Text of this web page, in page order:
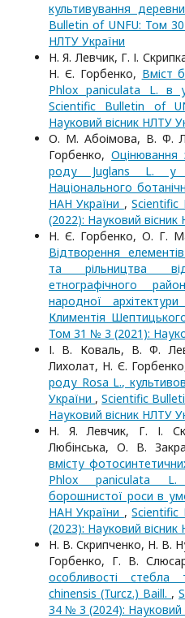
культивування
Bulletin of UNFU: Том
НЛТУ України
Н. Я. Левчик, Г. І.
Н. Є. Горбенко, Вміст
Phlox paniculata L. в
Scientific Bulletin of
Науковий вісник НЛТУ
О. М. Абоімова, В. Ф.
Горбенко, Оцінювання
роду Juglans L. у
Національного
НАН України ,
(2022): Науковий вісник
Н. Є. Горбенко, О. Г.
Відтворення
та рільництва
етнографічного
народної
Климентія
Том 31 № 3 (2021):
І. В. Коваль, В. Ф.
Лихолат, Н. Є.
роду Rosa L.,
України ,Scientific
Науковий вісник НЛТУ
Н. Я. Левчик, Г. І.
Любінська, О. В.
вмісту
Phlox paniculata
борошнистої роси в
НАН України ,
(2023): Науковий вісник
Н. В. Скрипченко, Н. В.
Горбенко, Г. В.
особливості стебла
chinensis (Turcz.) Baill. ,
34 № 3 (2024): Науковий